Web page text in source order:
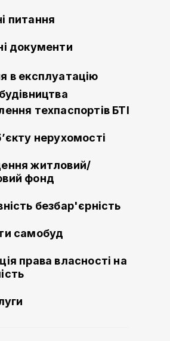
питання
документи
в експлуатацію
техпаспортів БТІ
нерухомості
житловий/
фонд
безбар'єрність
самобуд
права власності на